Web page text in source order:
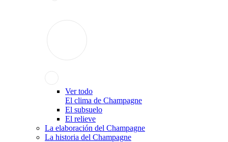
Ver todo
El clima de Champagne
El subsuelo
El relieve
La elaboración del Champagne
La historia del Champagne